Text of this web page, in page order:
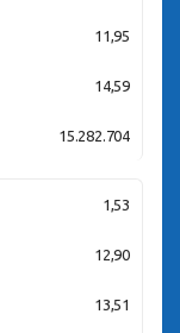
11,95
14,59
15.282.704
1,53
12,90
13,51